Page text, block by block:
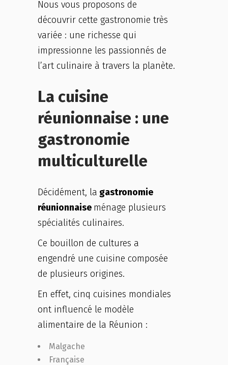
Nous vous proposons de
découvrir cette gastronomie très
variée : une richesse qui
impressionne les passionnés de
l’art culinaire à travers la planète.
La cuisine
réunionnaise : une
gastronomie
multiculturelle
Décidément, la gastronomie
réunionnaise ménage plusieurs
spécialités culinaires.
Ce bouillon de cultures a
engendré une cuisine composée
de plusieurs origines.
En effet, cinq cuisines mondiales
ont influencé le modèle
alimentaire de la Réunion :
Malgache
Française